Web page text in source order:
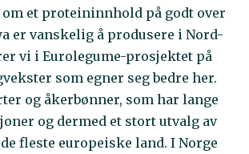
et proteininnhold på godt over
er vanskelig å produsere i Nord-
vi i Eurolegume-prosjektet på
som egner seg bedre her.
og åkerbønner, som har lange
og dermed et stort utvalg av
fleste europeiske land. I Norge